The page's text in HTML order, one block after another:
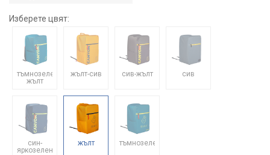
Изберете цвят:
тъмнозелен-
жълт
жълт-сив сив-жълт сив
син-
яркозелен
жълт тъмнозелен